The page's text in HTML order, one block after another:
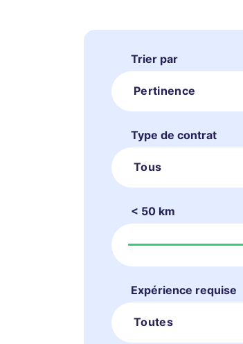
Trier par
Pertinence
Type de contrat
Tous
< 50 km
Expérience requise
Toutes